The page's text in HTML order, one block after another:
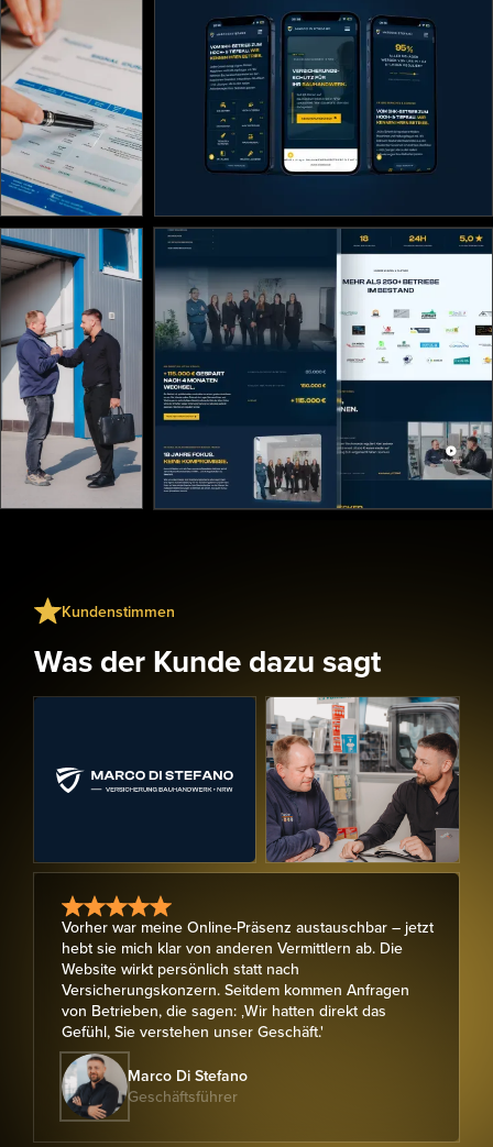
Kundenstimmen
Was der Kunde dazu sagt
Vorher war meine Online-Präsenz austauschbar – jetzt
hebt sie mich klar von anderen Vermittlern ab. Die
Website wirkt persönlich statt nach
Versicherungskonzern. Seitdem kommen Anfragen
von Betrieben, die sagen: ‚Wir hatten direkt das
Gefühl, Sie verstehen unser Geschäft.'
Marco Di Stefano
Geschäftsführer